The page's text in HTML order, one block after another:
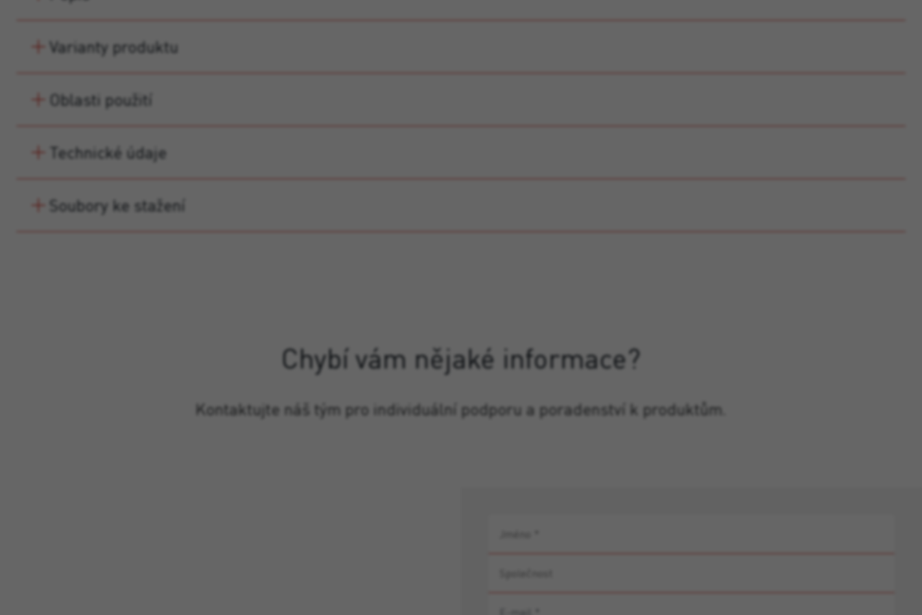
Varianty produktu
Oblasti použití
Technické údaje
Soubory ke stažení
Chybí vám nějaké informace?
Kontaktujte náš tým pro individuální podporu a poradenství k produktům.